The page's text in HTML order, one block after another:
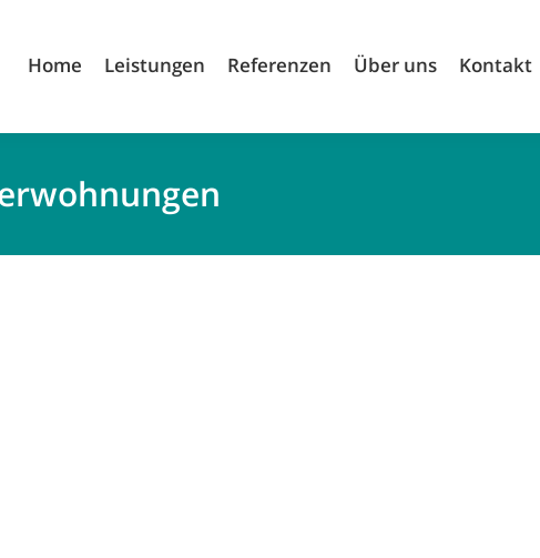
Home Leistungen Referenzen Über uns Kontakt